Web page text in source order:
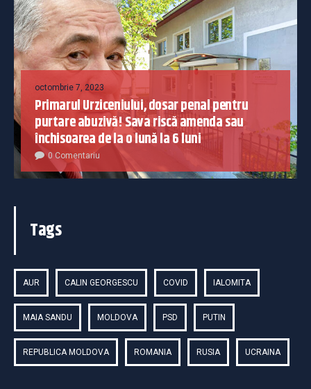
octombrie 7, 2023
Primarul Urziceniului, dosar penal pentru
purtare abuzivă! Sava riscă amenda sau
închisoarea de la o lună la 6 luni
0 Comentariu
Tags
AUR CALIN GEORGESCU COVID IALOMITA
MAIA SANDU MOLDOVA PSD PUTIN
REPUBLICA MOLDOVA ROMANIA RUSIA UCRAINA